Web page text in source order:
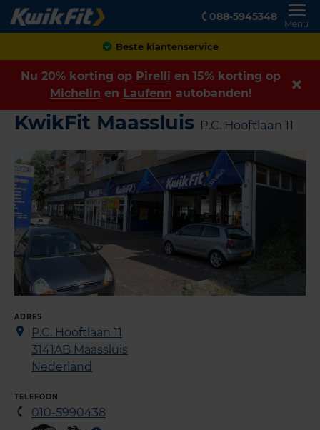
088-5945348
Menu
Beste klantenservice
Nu 20% korting op Pirelli en 15% korting op
Michelin en Laufenn autobanden!
KwikFit Maassluis P.C. Hooftlaan 11
ADRES
P.C. Hooftlaan 11
3141AB Maassluis
Nederland
TELEFOON
010-5990438